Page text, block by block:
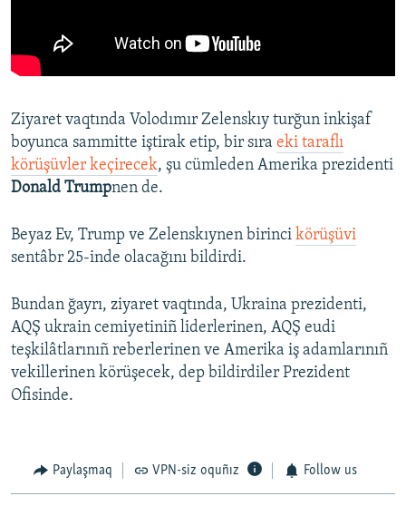
Ziyaret vaqtında Volodımır Zelenskıy turğun inkişaf
boyunca sammitte iştirak etip, bir sıra eki taraflı
körüşüvler keçirecek, şu cümleden Amerika prezidenti
Donald Trumpnen de.
Beyaz Ev, Trump ve Zelenskıynen birinci körüşüvi
sentâbr 25-inde olacağını bildirdi.
Bundan ğayrı, ziyaret vaqtında, Ukraina prezidenti,
AQŞ ukrain cemiyetiniñ liderlerinen, AQŞ eudi
teşkilâtlarınıñ reberlerinen ve Amerika iş adamlarınıñ
vekillerinen körüşecek, dep bildirdiler Prezident
Ofisinde.
Paylaşmaq VPN-siz oquñız Follow us